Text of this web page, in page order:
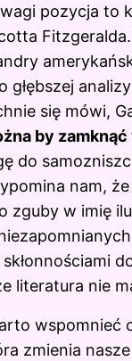
pozycja to
głębszej
się mówi,
by
do
nam,
zguby w imię
literatura nie
wspomnieć
zmienia